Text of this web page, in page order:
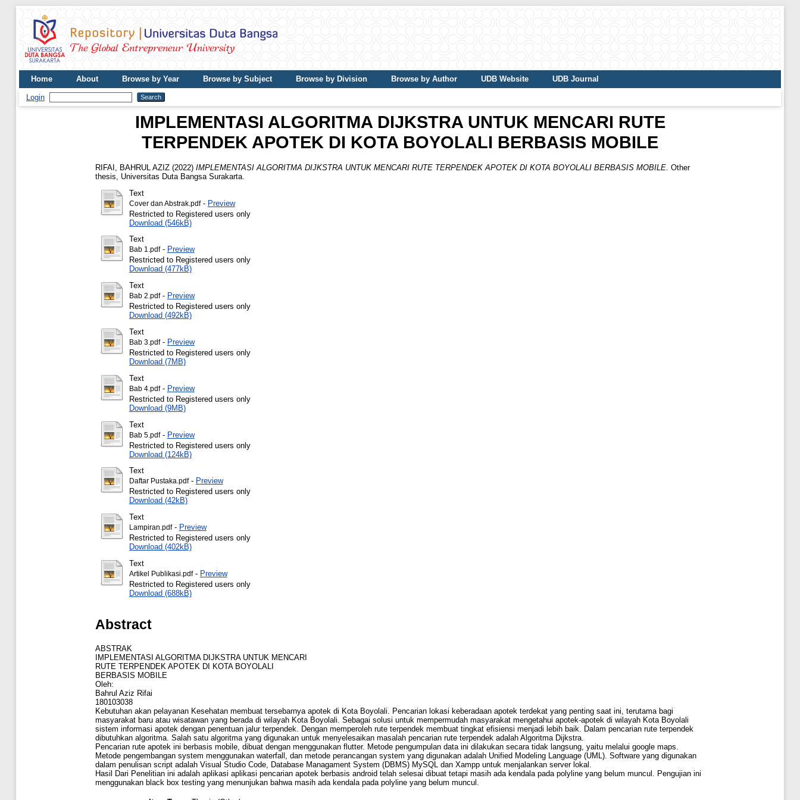
Home About Browse by Year Browse by Subject Browse by Division Browse by Author UDB Website UDB Journal
Login
IMPLEMENTASI ALGORITMA DIJKSTRA UNTUK MENCARI RUTE
TERPENDEK APOTEK DI KOTA BOYOLALI BERBASIS MOBILE
RIFAI, BAHRUL AZIZ (2022) IMPLEMENTASI ALGORITMA DIJKSTRA UNTUK MENCARI RUTE TERPENDEK APOTEK DI KOTA BOYOLALI BERBASIS MOBILE. Other
thesis, Universitas Duta Bangsa Surakarta.
Text
Cover dan Abstrak.pdf- Preview
Restricted to Registered users only
Download (546kB)
Text
Bab 1.pdf- Preview
Restricted to Registered users only
Download (477kB)
Text
Bab 2.pdf- Preview
Restricted to Registered users only
Download (492kB)
Text
Bab 3.pdf- Preview
Restricted to Registered users only
Download (7MB)
Text
Bab 4.pdf- Preview
Restricted to Registered users only
Download (9MB)
Text
Bab 5.pdf- Preview
Restricted to Registered users only
Download (124kB)
Text
Daftar Pustaka.pdf- Preview
Restricted to Registered users only
Download (42kB)
Text
Lampiran.pdf- Preview
Restricted to Registered users only
Download (402kB)
Text
Artikel Publikasi.pdf- Preview
Restricted to Registered users only
Download (688kB)
Abstract
ABSTRAK
IMPLEMENTASI ALGORITMA DIJKSTRA UNTUK MENCARI
RUTE TERPENDEK APOTEK DI KOTA BOYOLALI
BERBASIS MOBILE
Oleh:
Bahrul Aziz Rifai
180103038
Kebutuhan akan pelayanan Kesehatan membuat tersebarnya apotek di Kota Boyolali. Pencarian lokasi keberadaan apotek terdekat yang penting saat ini, terutama bagi
masyarakat baru atau wisatawan yang berada di wilayah Kota Boyolali. Sebagai solusi untuk mempermudah masyarakat mengetahui apotek-apotek di wilayah Kota Boyolali
sistem informasi apotek dengan penentuan jalur terpendek. Dengan memperoleh rute terpendek membuat tingkat efisiensi menjadi lebih baik. Dalam pencarian rute terpendek
dibutuhkan algoritma. Salah satu algoritma yang digunakan untuk menyelesaikan masalah pencarian rute terpendek adalah Algoritma Dijkstra.
Pencarian rute apotek ini berbasis mobile, dibuat dengan menggunakan flutter. Metode pengumpulan data ini dilakukan secara tidak langsung, yaitu melalui google maps.
Metode pengembangan system menggunakan waterfall, dan metode perancangan system yang digunakan adalah Unified Modeling Language (UML). Software yang digunakan
dalam penulisan script adalah Visual Studio Code, Database Managament System (DBMS) MySQL dan Xampp untuk menjalankan server lokal.
Hasil Dari Penelitian ini adalah aplikasi aplikasi pencarian apotek berbasis android telah selesai dibuat tetapi masih ada kendala pada polyline yang belum muncul. Pengujian ini
menggunakan black box testing yang menunjukan bahwa masih ada kendala pada polyline yang belum muncul.